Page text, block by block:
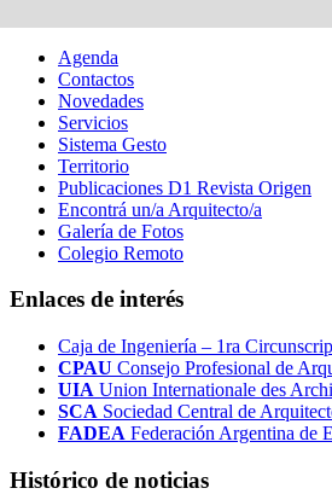
Agenda
Contactos
Novedades
Servicios
Sistema Gesto
Territorio
Publicaciones D1 Revista Origen
Encontrá un/a Arquitecto/a
Galería de Fotos
Colegio Remoto
Enlaces de interés
Caja de Ingeniería – 1ra
CPAU Consejo Profesional de
UIA Union Internationale des
SCA Sociedad Central de
FADEA Federación Argentina de
Histórico de noticias